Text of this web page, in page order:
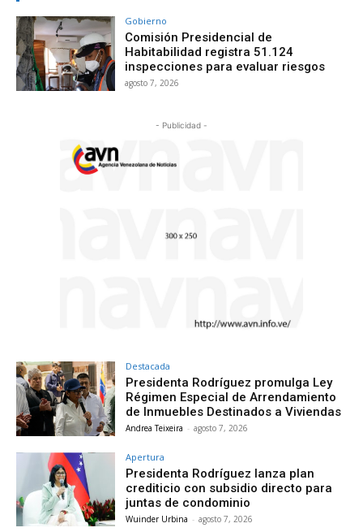
Gobierno
Comisión Presidencial de
Habitabilidad registra 51.124
inspecciones para evaluar riesgos
agosto 7, 2026
- Publicidad -
Destacada
Presidenta Rodríguez promulga Ley
Régimen Especial de Arrendamiento
de Inmuebles Destinados a Viviendas
Andrea Teixeira - agosto 7, 2026
Apertura
Presidenta Rodríguez lanza plan
crediticio con subsidio directo para
juntas de condominio
Wuinder Urbina - agosto 7, 2026